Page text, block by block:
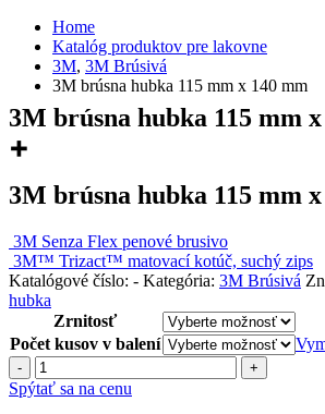
Home
Katalóg produktov pre lakovne
3M, 3M Brúsivá
3M brúsna hubka 115 mm x 140 mm
3M brúsna hubka 115 mm
3M brúsna hubka 115 mm
3M Senza Flex penové brusivo
3M™ Trizact™ matovací kotúč, suchý zips
Katalógové číslo: - Kategória: 3M Brúsivá
hubka
Zrnitosť
Počet kusov v balení
- +
Spýtať sa na cenu